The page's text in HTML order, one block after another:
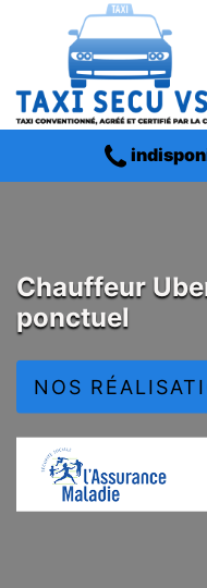
Chauffeur
ponctuel
NOS